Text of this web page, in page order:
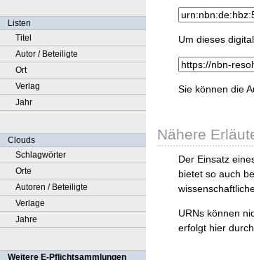
Listen
Titel
Autor / Beteiligte
Ort
Verlag
Jahr
Clouds
Schlagwörter
Orte
Autoren / Beteiligte
Verlage
Jahre
Weitere E-Pflichtsammlungen
Um dieses
Sie können die
Nähere
Der Einsatz
bietet so auch
URNs können
erfolgt hier